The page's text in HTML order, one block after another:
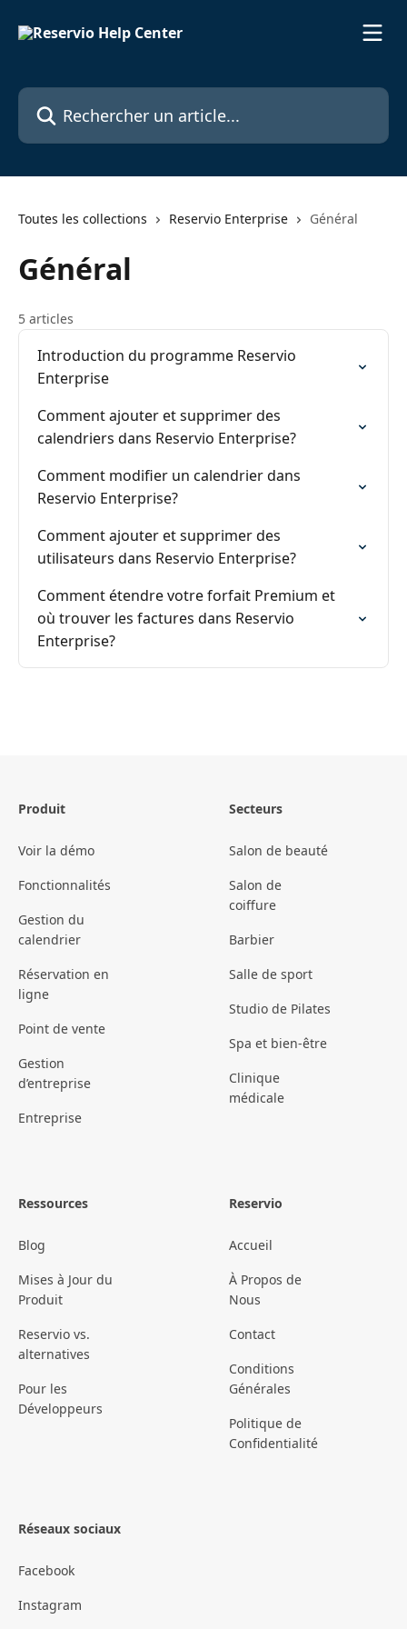
Rechercher un article...
Toutes les collections Reservio Enterprise Général
Général
5 articles
Introduction du programme Reservio
Enterprise
Comment ajouter et supprimer des
calendriers dans Reservio Enterprise?
Comment modifier un calendrier dans
Reservio Enterprise?
Comment ajouter et supprimer des
utilisateurs dans Reservio Enterprise?
Comment étendre votre forfait Premium et
où trouver les factures dans Reservio
Enterprise?
Produit
Voir la démo
Fonctionnalités
Gestion du
calendrier
Réservation en
ligne
Point de vente
Gestion
d’entreprise
Entreprise
Secteurs
Salon de beauté
Salon de
coiffure
Barbier
Salle de sport
Studio de Pilates
Spa et bien-être
Clinique
médicale
Ressources
Blog
Mises à Jour du
Produit
Reservio vs.
alternatives
Pour les
Développeurs
Reservio
Accueil
À Propos de
Nous
Contact
Conditions
Générales
Politique de
Confidentialité
Réseaux sociaux
Facebook
Instagram